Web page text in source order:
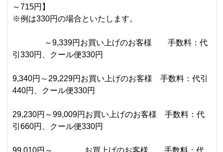
～715円】
※例は330円の場合といたします。
～9,339円お買い上げのお客様 手数料：代
引330円、クール便330円
9,340円～29,229円お買い上げのお客様 手数料：代引
440円、クール便330円
29,230円～99,009円お買い上げのお客様 手数料：代
引660円、クール便330円
99,010円～ お買上げのお客様 手数料：代